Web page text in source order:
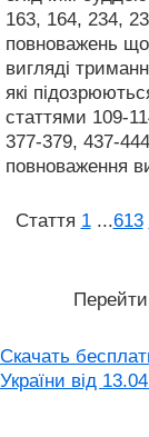
163, 164, 234,
повноважень
вигляді
які
статтями 109-
377-379, 437-
повноваження
Стаття 1 ...613
Перейти
Скачать
України від